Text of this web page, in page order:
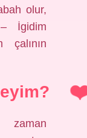
olur,
İgidim
zaman